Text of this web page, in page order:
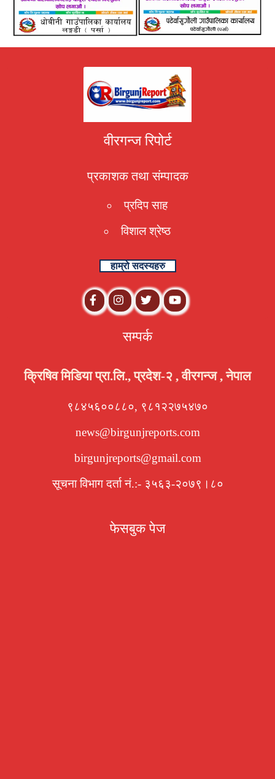
वीरगन्ज रिपोर्ट
प्रकाशक तथा संम्पादक
प्रदिप साह
विशाल श्रेष्ठ
हाम्रो सदस्यहरु
सम्पर्क
क्रिषिव मिडिया प्रा.लि., प्रदेश-२ , वीरगन्ज , नेपाल
९८४५६००८८०, ९८१२२७५४७०
news@birgunjreports.com
birgunjreports@gmail.com
सूचना विभाग दर्ता नं.:- ३५६३-२०७९।८०
फेसबुक पेज